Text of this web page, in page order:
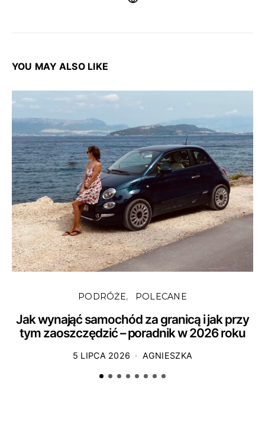
YOU MAY ALSO LIKE
PODRÓŻE POLECANE
Jak wynająć samochód za granicą i jak przy
tym zaoszczędzić – poradnik w 2026 roku
5 LIPCA 2026 AGNIESZKA